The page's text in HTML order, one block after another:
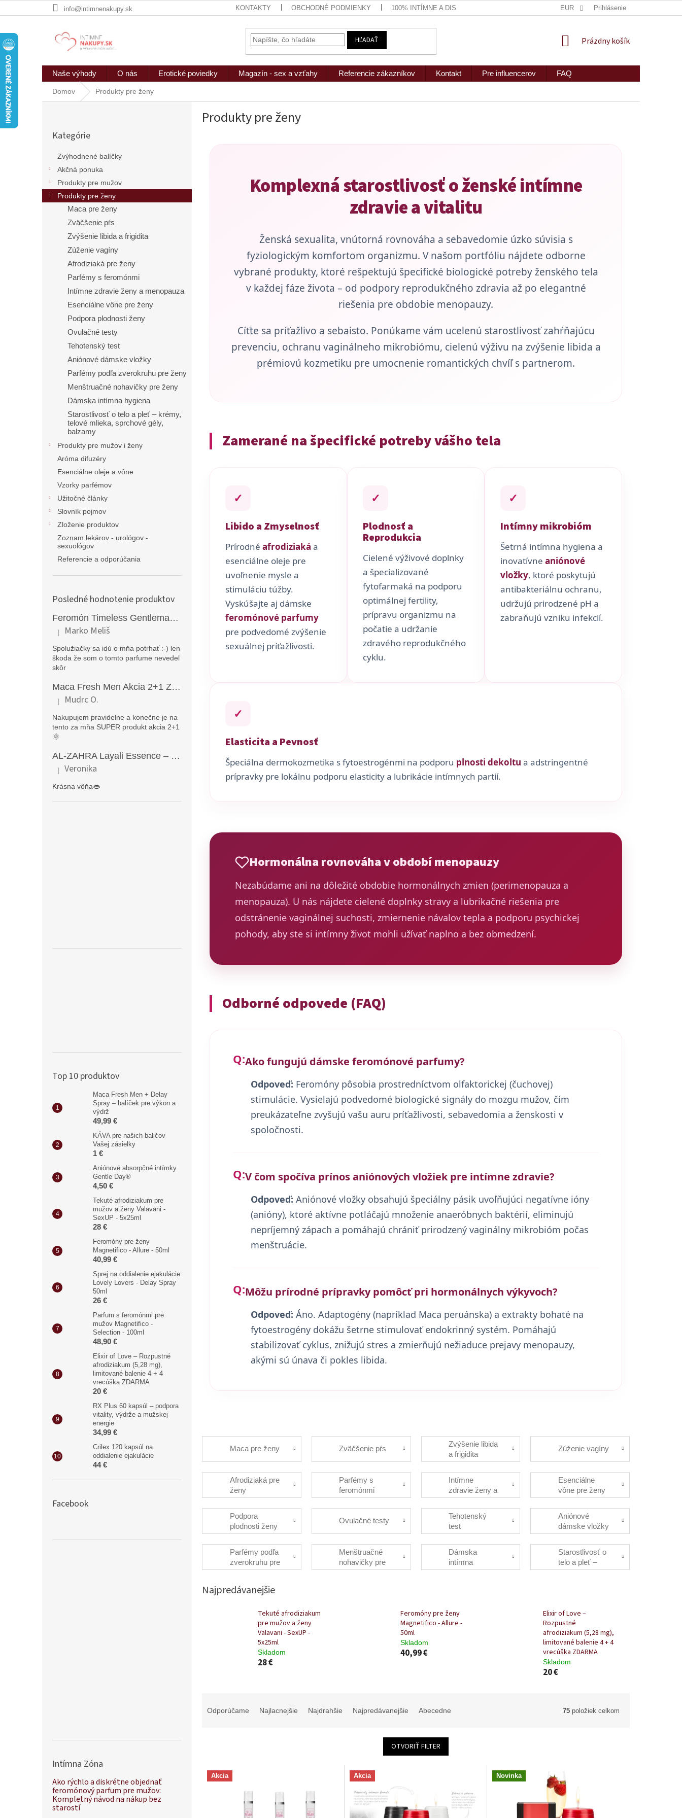
na
info@intimnenakupy.sk KONTAKTY OBCHODNÉ PODMIENKY 100% INTÍMNE A DISKRÉTNE ZASLANIE MAPA SERVERU 2PEOPLE S.R.O.
EUR Prihlásenie
HĽADAŤ
NÁKUPNÝ
Prázdny košík
Naše výhody O nás Erotické poviedky Magazín - sex a vzťahy Referencie zákazníkov Kontakt Pre influencerov FAQ
Domov Produkty pre ženy
kategórie
Kategórie
Zvýhodnené balíčky
Akčná ponuka
Produkty pre mužov
Produkty pre ženy
Maca pre ženy
Zväčšenie pŕs
Zvýšenie libida a frigidita
Zúženie vagíny
Afrodiziaká pre ženy
Parfémy s feromónmi
Intímne zdravie ženy a menopauza
Esenciálne vône pre ženy
Podpora plodnosti ženy
Ovulačné testy
Tehotenský test
Aniónové dámske vložky
Parfémy podľa zverokruhu pre ženy
Menštruačné nohavičky pre ženy
Dámska intímna hygiena
Starostlivosť o telo a pleť – krémy,
telové mlieka, sprchové gély,
balzamy
Produkty pre mužov i ženy
Aróma difuzéry
Esenciálne oleje a vône
Vzorky parfémov
Užitočné články
Slovník pojmov
Zloženie produktov
Zoznam lekárov - urológov -
sexuológov
Referencie a odporúčania
Posledné hodnotenie produktov
Feromón Timeless Gentleman silný feromónový parfém pre mužov - 50ml
Hodnotenie produktu je 5 z 5 hviezdičiek.
| Marko Meliš
Spolužiačky sa idú o mňa potrhať :-) len
škoda že som o tomto parfume nevedel
skôr
Maca Fresh Men Akcia 2+1 ZDARMA (270kapsúl )
Hodnotenie produktu je 5 z 5 hviezdičiek.
| Mudrc O.
Nakupujem pravidelne a konečne je na
tento za mňa SUPER produkt akcia 2+1
🌞
AL-ZAHRA Layali Essence – zmyselný arabský parfém pre ženy s originálnymi orientálnymi tónmi v luxusnom dubajskom štýle (50 ml)
Hodnotenie produktu je 5 z 5 hviezdičiek.
| Veronika
Krásna vôňa👄
Top 10 produktov
Maca Fresh Men + Delay
Spray – balíček pre výkon a
výdrž
49,99 €
KÁVA pre našich baličov
Vašej zásielky
1 €
Aniónové absorpčné intímky
Gentle Day®
4,50 €
Tekuté afrodiziakum pre
mužov a ženy Valavani -
SexUP - 5x25ml
28 €
Feromóny pre ženy
Magnetifico - Allure - 50ml
40,99 €
Sprej na oddialenie ejakulácie
Lovely Lovers - Delay Spray
50ml
26 €
Parfum s feromónmi pre
mužov Magnetifico -
Selection - 100ml
48,90 €
Elixir of Love – Rozpustné
afrodiziakum (5,28 mg),
limitované balenie 4 + 4
vrecúška ZDARMA
20 €
RX Plus 60 kapsúl – podpora
vitality, výdrže a mužskej
energie
34,99 €
Crilex 120 kapsúl na
oddialenie ejakulácie
44 €
Facebook
Intímna Zóna
Ako rýchlo a diskrétne objednať
feromónový parfum pre mužov:
Kompletný návod na nákup bez
starostí
Produkty pre ženy
Komplexná starostlivosť o ženské intímne
zdravie a vitalitu
Ženská sexualita, vnútorná rovnováha a sebavedomie úzko súvisia s
fyziologickým komfortom organizmu. V našom portfóliu nájdete odborne
vybrané produkty, ktoré rešpektujú špecifické biologické potreby ženského tela
v každej fáze života – od podpory reprodukčného zdravia až po elegantné
riešenia pre obdobie menopauzy.
Cíťte sa príťažlivo a sebaisto. Ponúkame vám ucelenú starostlivosť zahŕňajúcu
prevenciu, ochranu vaginálneho mikrobiómu, cielenú výživu na zvýšenie libida a
prémiovú kozmetiku pre umocnenie romantických chvíľ s partnerom.
Zamerané na špecifické potreby vášho tela
✓
Libido a Zmyselnosť
Prírodné afrodiziaká a
esenciálne oleje pre
uvoľnenie mysle a
stimuláciu túžby.
Vyskúšajte aj dámske
feromónové parfumy
pre podvedomé zvýšenie
sexuálnej príťažlivosti.
✓
Plodnosť a
Reprodukcia
Cielené výživové doplnky
a špecializované
fytofarmaká na podporu
optimálnej fertility,
prípravu organizmu na
počatie a udržanie
zdravého reprodukčného
cyklu.
✓
Intímny mikrobióm
Šetrná intímna hygiena a
inovatívne aniónové
vložky, ktoré poskytujú
antibakteriálnu ochranu,
udržujú prirodzené pH a
zabraňujú vzniku infekcií.
✓
Elasticita a Pevnosť
Špeciálna dermokozmetika s fytoestrogénmi na podporu plnosti dekoltu a adstringentné
prípravky pre lokálnu podporu elasticity a lubrikácie intímnych partií.
Hormonálna rovnováha v období menopauzy
Nezabúdame ani na dôležité obdobie hormonálnych zmien (perimenopauza a
menopauza). U nás nájdete cielené doplnky stravy a lubrikačné riešenia pre
odstránenie vaginálnej suchosti, zmiernenie návalov tepla a podporu psychickej
pohody, aby ste si intímny život mohli užívať naplno a bez obmedzení.
Odborné odpovede (FAQ)
Ako fungujú dámske feromónové parfumy?
Odpoveď: Feromóny pôsobia prostredníctvom olfaktorickej (čuchovej)
stimulácie. Vysielajú podvedomé biologické signály do mozgu mužov, čím
preukázateľne zvyšujú vašu auru príťažlivosti, sebavedomia a ženskosti v
spoločnosti.
V čom spočíva prínos aniónových vložiek pre intímne zdravie?
Odpoveď: Aniónové vložky obsahujú špeciálny pásik uvoľňujúci negatívne ióny
(anióny), ktoré aktívne potláčajú množenie anaeróbnych baktérií, eliminujú
nepríjemný zápach a pomáhajú chrániť prirodzený vaginálny mikrobióm počas
menštruácie.
Môžu prírodné prípravky pomôcť pri hormonálnych výkyvoch?
Odpoveď: Áno. Adaptogény (napríklad Maca peruánska) a extrakty bohaté na
fytoestrogény dokážu šetrne stimulovať endokrinný systém. Pomáhajú
stabilizovať cyklus, znižujú stres a zmierňujú nežiaduce prejavy menopauzy,
akými sú únava či pokles libida.
Maca pre ženy Zväčšenie pŕs
Zvýšenie libida
a frigidita
Zúženie vagíny
Afrodiziaká pre
ženy
Parfémy s
feromónmi
Intímne
zdravie ženy a
menopauza
Esenciálne
vône pre ženy
Podpora
plodnosti ženy
Ovulačné testy
Tehotenský
test
Aniónové
dámske vložky
Parfémy podľa
zverokruhu pre
ženy
Menštruačné
nohavičky pre
ženy
Dámska
intímna
hygiena
Starostlivosť o
telo a pleť –
krémy, telové
Najpredávanejšie
Tekuté afrodiziakum
pre mužov a ženy
Valavani - SexUP -
5x25ml
Skladom
28 €
Feromóny pre ženy
Magnetifico - Allure -
50ml
Skladom
40,99 €
Elixir of Love –
Rozpustné
afrodiziakum (5,28 mg),
limitované balenie 4 + 4
vrecúška ZDARMA
Skladom
20 €
Odporúčame Najlacnejšie Najdrahšie Najpredávanejšie Abecedne 75 položiek celkom
OTVORIŤ FILTER
Akcia Akcia Novinka